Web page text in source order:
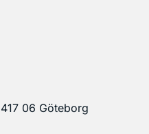
06 Göteborg